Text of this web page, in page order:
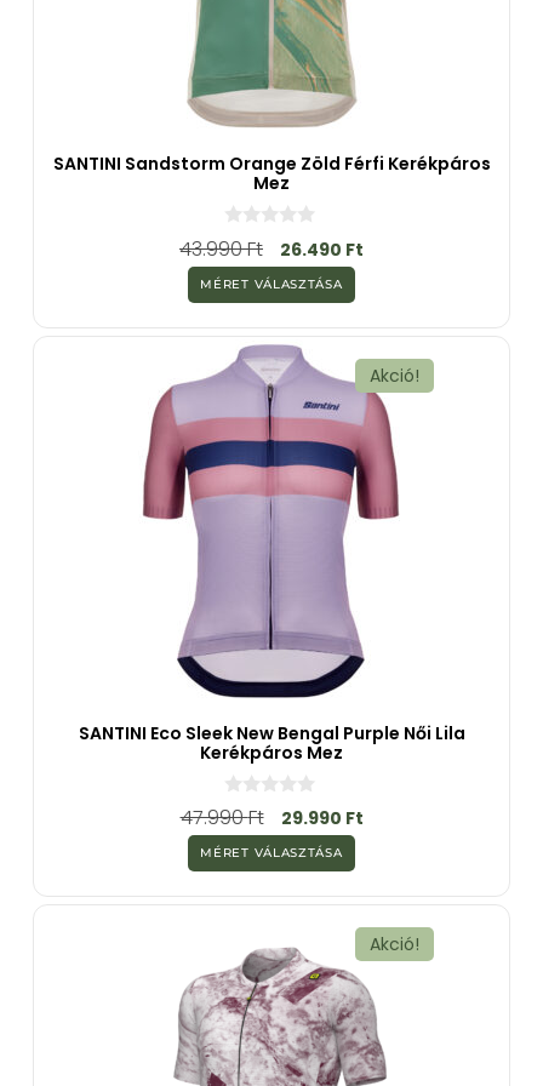
SANTINI Sandstorm Orange Zöld Férfi Kerékpáros
Mez
0
a
5
-
b
ő
43.990Ft 26.490 Ft
MÉRET VÁLASZTÁSA
Akció!
SANTINI Eco Sleek New Bengal Purple Női Lila
Kerékpáros Mez
0
a
5
-
b
ő
47.990Ft 29.990 Ft
MÉRET VÁLASZTÁSA
Akció!